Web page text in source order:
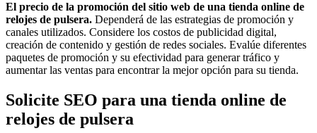
El precio de la promoción del sitio web de una tienda online de
relojes de pulsera. Dependerá de las estrategias de promoción y
canales utilizados. Considere los costos de publicidad digital,
creación de contenido y gestión de redes sociales. Evalúe diferentes
paquetes de promoción y su efectividad para generar tráfico y
aumentar las ventas para encontrar la mejor opción para su tienda.
Solicite SEO para una tienda online de
relojes de pulsera